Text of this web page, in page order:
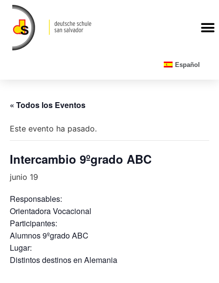
Español
« Todos los Eventos
Este evento ha pasado.
Intercambio 9ºgrado ABC
junio 19
Responsables:
Orientadora Vocacional
Participantes:
Alumnos 9ºgrado ABC
Lugar:
Distintos destinos en Alemania